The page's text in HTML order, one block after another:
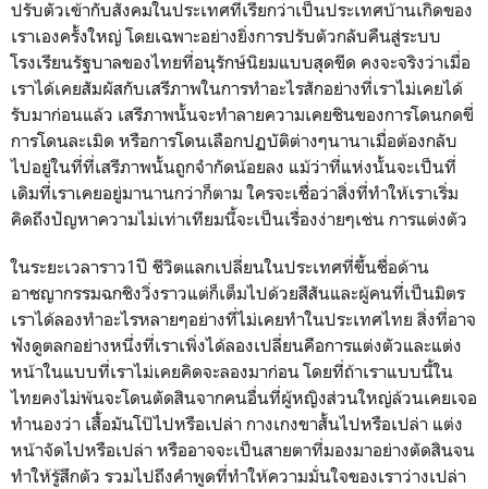
ปรับตัวเข้ากับสังคมในประเทศที่เรียกว่าเป็นประเทศบ้านเกิดของ
เราเองครั้งใหญ่ โดยเฉพาะอย่างยิ่งการปรับตัวกลับคืนสู่ระบบ
โรงเรียนรัฐบาลของไทยที่อนุรักษ์นิยมแบบสุดขีด คงจะจริงว่าเมื่อ
เราได้เคยสัมผัสกับเสรีภาพในการทำอะไรสักอย่างที่เราไม่เคยได้
รับมาก่อนแล้ว เสรีภาพนั้นจะทำลายความเคยชินของการโดนกดขี่
การโดนละเมิด หรือการโดนเลือกปฏบัติต่างๆนานาเมื่อต้องกลับ
ไปอยู่ในที่ที่เสรีภาพนั้นถูกจำกัดน้อยลง แม้ว่าที่แห่งนั้นจะเป็นที่
เดิมที่เราเคยอยู่มานานกว่าก็ตาม ใครจะเชื่อว่าสิ่งที่ทำให้เราเริ่ม
คิดถึงปัญหาความไม่เท่าเทียมนี้จะเป็นเรื่องง่ายๆเช่น การแต่งตัว
ในระยะเวลาราว1ปี ชีวิตแลกเปลี่ยนในประเทศที่ขึ้นชื่อด้าน
อาชญากรรมฉกชิงวิ่งราวแต่ก็เต็มไปด้วยสีสันและผู้คนที่เป็นมิตร
เราได้ลองทำอะไรหลายๆอย่างที่ไม่เคยทำในประเทศไทย สิ่งที่อาจ
ฟังดูตลกอย่างหนึ่งที่เราเพิ่งได้ลองเปลี่ยนคือการแต่งตัวและแต่ง
หน้าในแบบที่เราไม่เคยคิดจะลองมาก่อน โดยที่ถ้าเราแบบนี้ใน
ไทยคงไม่พ้นจะโดนตัดสินจากคนอื่นที่ผู้หญิงส่วนใหญ่ล้วนเคยเจอ
ทำนองว่า เสื้อมันโป๊ไปหรือเปล่า กางเกงขาสั้นไปหรือเปล่า แต่ง
หน้าจัดไปหรือเปล่า หรืออาจจะเป็นสายตาที่มองมาอย่างตัดสินจน
ทำให้รู้สึกตัว รวมไปถึงคำพูดที่ทำให้ความมั่นใจของเราว่างเปล่า